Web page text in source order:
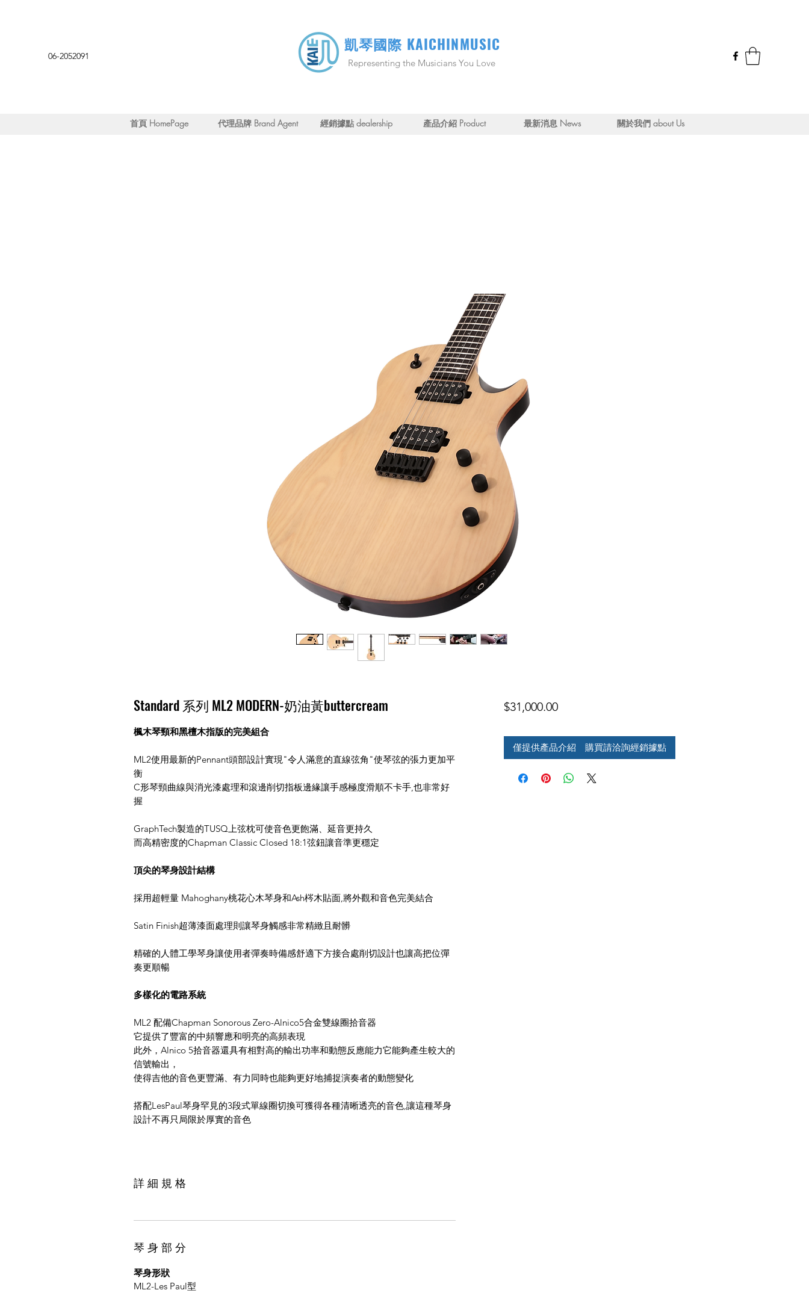
06-2052091
凱琴國際 KAICHINMUSIC
Representing the Musicians You Love
首頁 HomePage 代理品牌 Brand Agent 經銷據點 dealership 產品介紹 Product 最新消息 News 關於我們 about Us
Standard 系列 ML2 MODERN-奶油黃buttercream
楓木琴頸和黑檀木指版的完美組合
ML2使用最新的Pennant頭部設計實現"令人滿意的直線弦角"使琴弦的張力更加平
衡
C形琴頸曲線與消光漆處理和滾邊削切指板邊緣讓手感極度滑順不卡手,也非常好
握
GraphTech製造的TUSQ上弦枕可使音色更飽滿、延音更持久
而高精密度的Chapman Classic Closed 18:1弦鈕讓音準更穩定
頂尖的琴身設計結構
採用超輕量 Mahoghany桃花心木琴身和Ash梣木貼面,將外觀和音色完美結合
Satin Finish超薄漆面處理則讓琴身觸感非常精緻且耐髒
精確的人體工學琴身讓使用者彈奏時備感舒適下方接合處削切設計也讓高把位彈
奏更順暢
多樣化的電路系統
ML2 配備Chapman Sonorous Zero-Alnico5合金雙線圈拾音器
它提供了豐富的中頻響應和明亮的高頻表現
此外，Alnico 5拾音器還具有相對高的輸出功率和動態反應能力它能夠產生較大的
信號輸出，
使得吉他的音色更豐滿、有力同時也能夠更好地捕捉演奏者的動態變化
搭配LesPaul琴身罕見的3段式單線圈切換可獲得各種清晰透亮的音色,讓這種琴身
設計不再只局限於厚實的音色
詳 細 規 格
琴 身 部 分
琴身形狀
ML2-Les Paul型
$31,000.00價
僅提供產品介紹 購買請洽詢經銷據點